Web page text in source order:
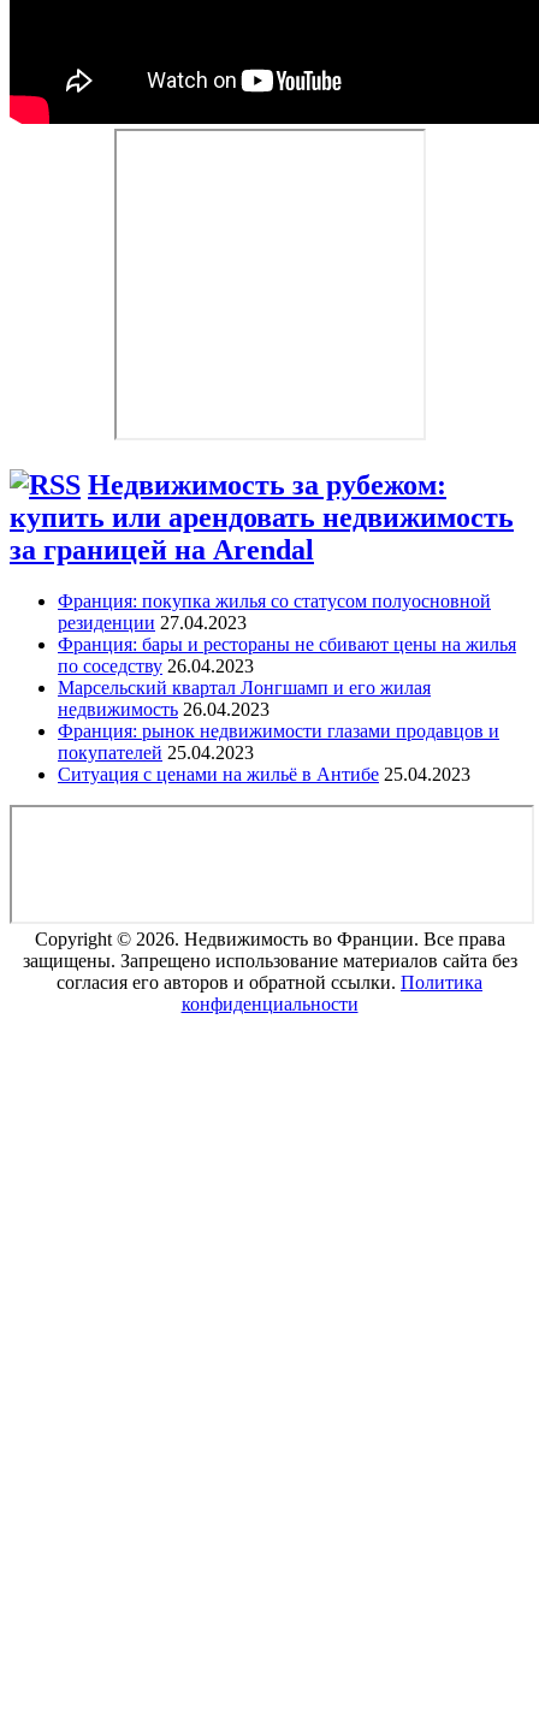
Недвижимость за рубежом:
купить или арендовать недвижимость
за границей на Arendal
Франция: покупка жилья со статусом полуосновной
резиденции 27.04.2023
Франция: бары и рестораны не сбивают цены на жилья
по соседству 26.04.2023
Марсельский квартал Лонгшамп и его жилая
недвижимость 26.04.2023
Франция: рынок недвижимости глазами продавцов и
покупателей 25.04.2023
Ситуация с ценами на жильё в Антибе 25.04.2023
Copyright © 2026. Недвижимость во Франции. Все права
защищены. Запрещено использование материалов сайта без
согласия его авторов и обратной ссылки. Политика
конфиденциальности